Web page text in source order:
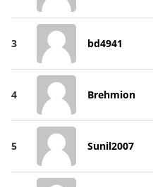
3 bd4941
4 Brehmion
5 Sunil2007